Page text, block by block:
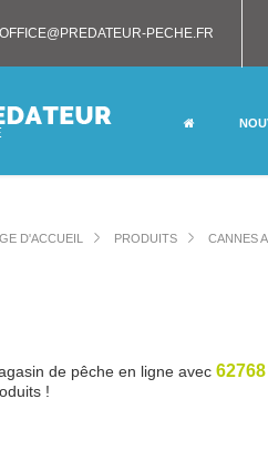
OFFICE@PREDATEUR-PECHE.FR
D'ACCUEIL PRODUITS CANNES
de pêche en ligne avec 62768
!